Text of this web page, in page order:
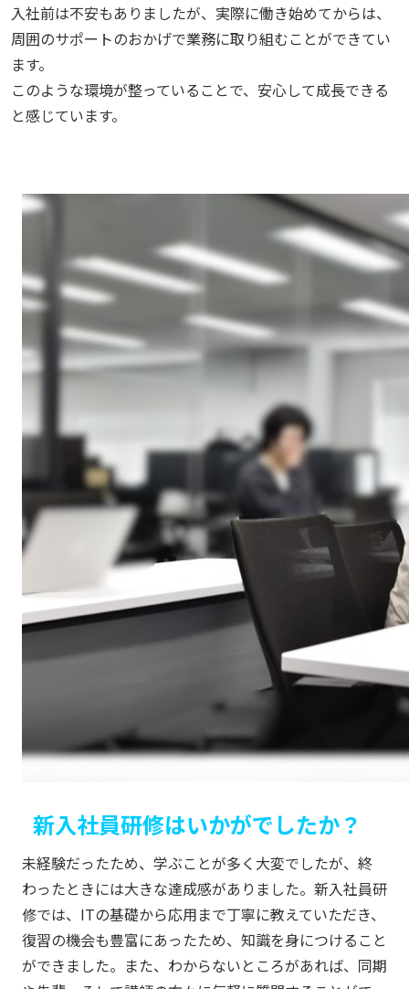
入社前は不安もありましたが、実際に働き始めてからは、
周囲のサポートのおかげで業務に取り組むことができてい
ます。
このような環境が整っていることで、安心して成長できる
と感じています。
新入社員研修はいかがでしたか？
未経験だったため、学ぶことが多く大変でしたが、終
わったときには大きな達成感がありました。新入社員研
修では、ITの基礎から応用まで丁寧に教えていただき、
復習の機会も豊富にあったため、知識を身につけること
ができました。また、わからないところがあれば、同期